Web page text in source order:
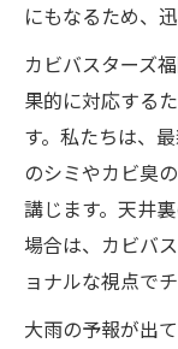
にもなるため、
カビバスターズ
果的に対応する
す。私たちは、
のシミやカビ臭
講じます。天井
場合は、カビバ
ョナルな視点で
大雨の予報が出